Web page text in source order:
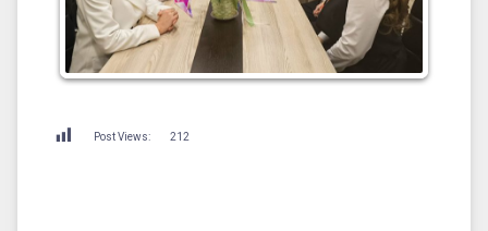
Post Views: 212